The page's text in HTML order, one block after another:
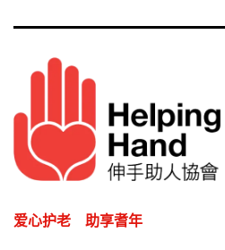
爱心护老 助享耆年